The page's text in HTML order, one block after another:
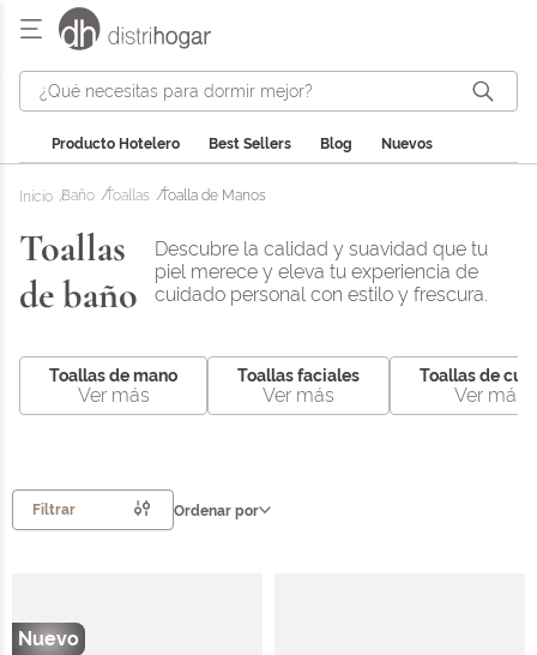
¿Qué necesitas para dormir mejor?
Producto Hotelero Best Sellers Blog Nuevos
Baño Toallas Toalla de Manos
Toallas
de baño
Descubre la calidad y suavidad que tu
piel merece y eleva tu experiencia de
cuidado personal con estilo y frescura.
Toallas de mano
Ver más
Toallas faciales
Ver más
Toallas de
Ver más
Filtrar Ordenar por